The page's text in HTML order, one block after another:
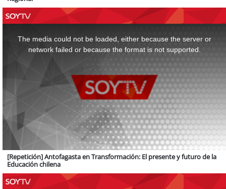
The media could not be loaded, either because the server or
network failed or because the format is not supported.
[Repetición] Antofagasta en Transformación: El presente y futuro de la
Educación chilena